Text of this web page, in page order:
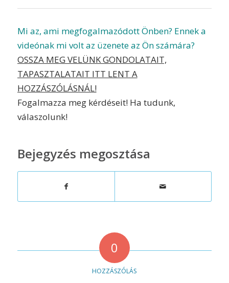
Mi az, ami megfogalmazódott Önben? Ennek a
videónak mi volt az üzenete az Ön számára?
OSSZA MEG VELÜNK GONDOLATAIT,
TAPASZTALATAIT ITT LENT A
HOZZÁSZÓLÁSNÁL!
Fogalmazza meg kérdéseit! Ha tudunk,
válaszolunk!
Bejegyzés megosztása
0
HOZZÁSZÓLÁS